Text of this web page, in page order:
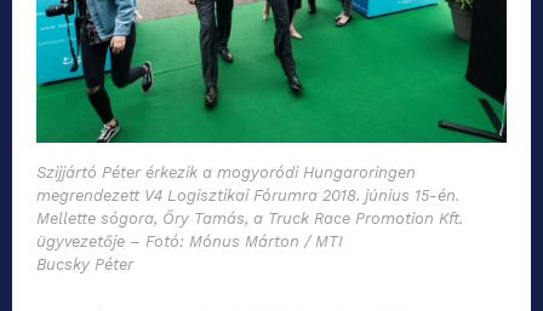
Szijjártó Péter érkezik a mogyoródi Hungaroringen
megrendezett V4 Logisztikai Fórumra 2018. június 15-én.
Mellette sógora, Őry Tamás, a Truck Race Promotion Kft.
ügyvezetője – Fotó: Mónus Márton / MTI
Bucsky Péter